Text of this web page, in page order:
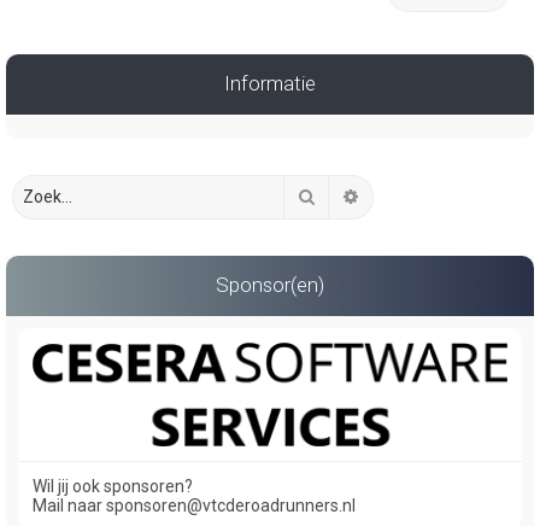
Informatie
Zoek
Sponsor(en)
Wil jij ook sponsoren?
Mail naar sponsoren@vtcderoadrunners.nl